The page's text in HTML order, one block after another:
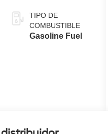
with Selectable
Drive Modes
TIPO DE
COMBUSTIBLE
Gasoline Fuel